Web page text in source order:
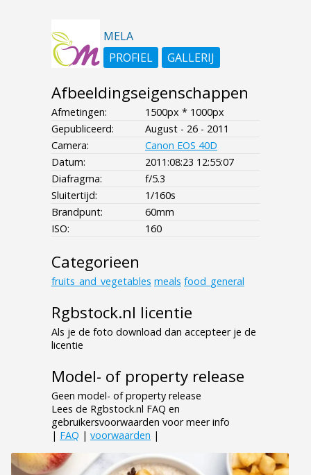
MELA
PROFIEL
GALLERIJ
Afbeeldingseigenschappen
Afmetingen:
1500px * 1000px
Gepubliceerd:
August - 26 - 2011
Camera:
Canon EOS 40D
Datum:
2011:08:23 12:55:07
Diafragma:
f/5.3
Sluitertijd:
1/160s
Brandpunt:
60mm
ISO:
160
Categorieen
fruits_and_vegetables meals food_general
Rgbstock.nl licentie
Als je de foto download dan accepteer je de
licentie
Model- of property release
Geen model- of property release
Lees de Rgbstock.nl FAQ en
gebruikersvoorwaarden voor meer info
| FAQ | voorwaarden |